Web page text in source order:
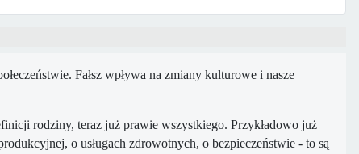
Fałsz wpływa na zmiany kulturowe i nasze
rodziny, teraz już prawie wszystkiego. Przykładowo już
o usługach zdrowotnych, o bezpieczeństwie - to są